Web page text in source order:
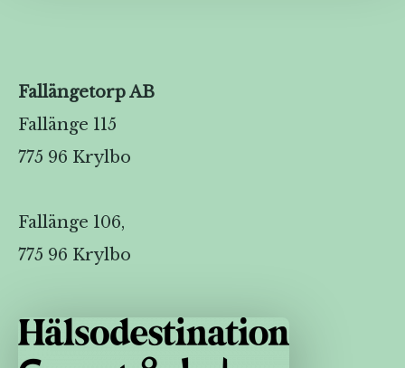
Fallängetorp AB
Fallänge 115
775 96 Krylbo
Fallänge 106,
775 96 Krylbo